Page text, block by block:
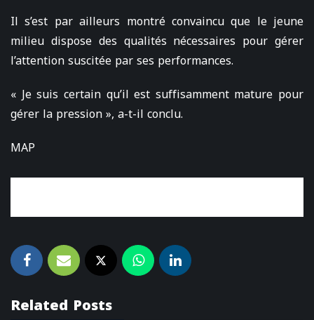
Il s’est par ailleurs montré convaincu que le jeune
milieu dispose des qualités nécessaires pour gérer
l’attention suscitée par ses performances.
« Je suis certain qu’il est suffisamment mature pour
gérer la pression », a-t-il conclu.
MAP
Related Posts